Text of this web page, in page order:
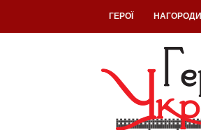
ГЕРОЇ НАГОРОДИ